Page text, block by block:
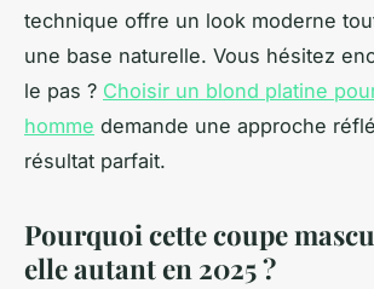
technique offre un look moderne
une base naturelle. Vous hésitez
le pas ? Choisir un blond platine
homme demande une approche
résultat parfait.
Pourquoi cette coupe
elle autant en 2025 ?